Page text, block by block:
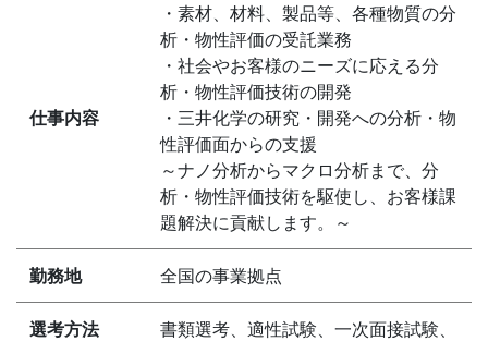
仕事内容
・素材、材料、製品等、各種物質の分
析・物性評価の受託業務
・社会やお客様のニーズに応える分
析・物性評価技術の開発
・三井化学の研究・開発への分析・物
性評価面からの支援
～ナノ分析からマクロ分析まで、分
析・物性評価技術を駆使し、お客様課
題解決に貢献します。～
勤務地 全国の事業拠点
選考方法
書類選考、適性試験、一次面接試験、